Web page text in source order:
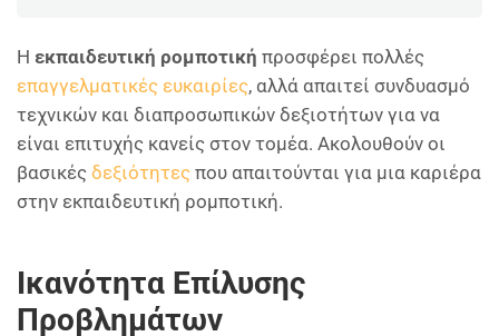
Η εκπαιδευτική ρομποτική προσφέρει πολλές
επαγγελματικές ευκαιρίες, αλλά απαιτεί συνδυασμό
τεχνικών και διαπροσωπικών δεξιοτήτων για να
είναι επιτυχής κανείς στον τομέα. Ακολουθούν οι
βασικές δεξιότητες που απαιτούνται για μια καριέρα
στην εκπαιδευτική ρομποτική.
Ικανότητα Επίλυσης
Προβλημάτων